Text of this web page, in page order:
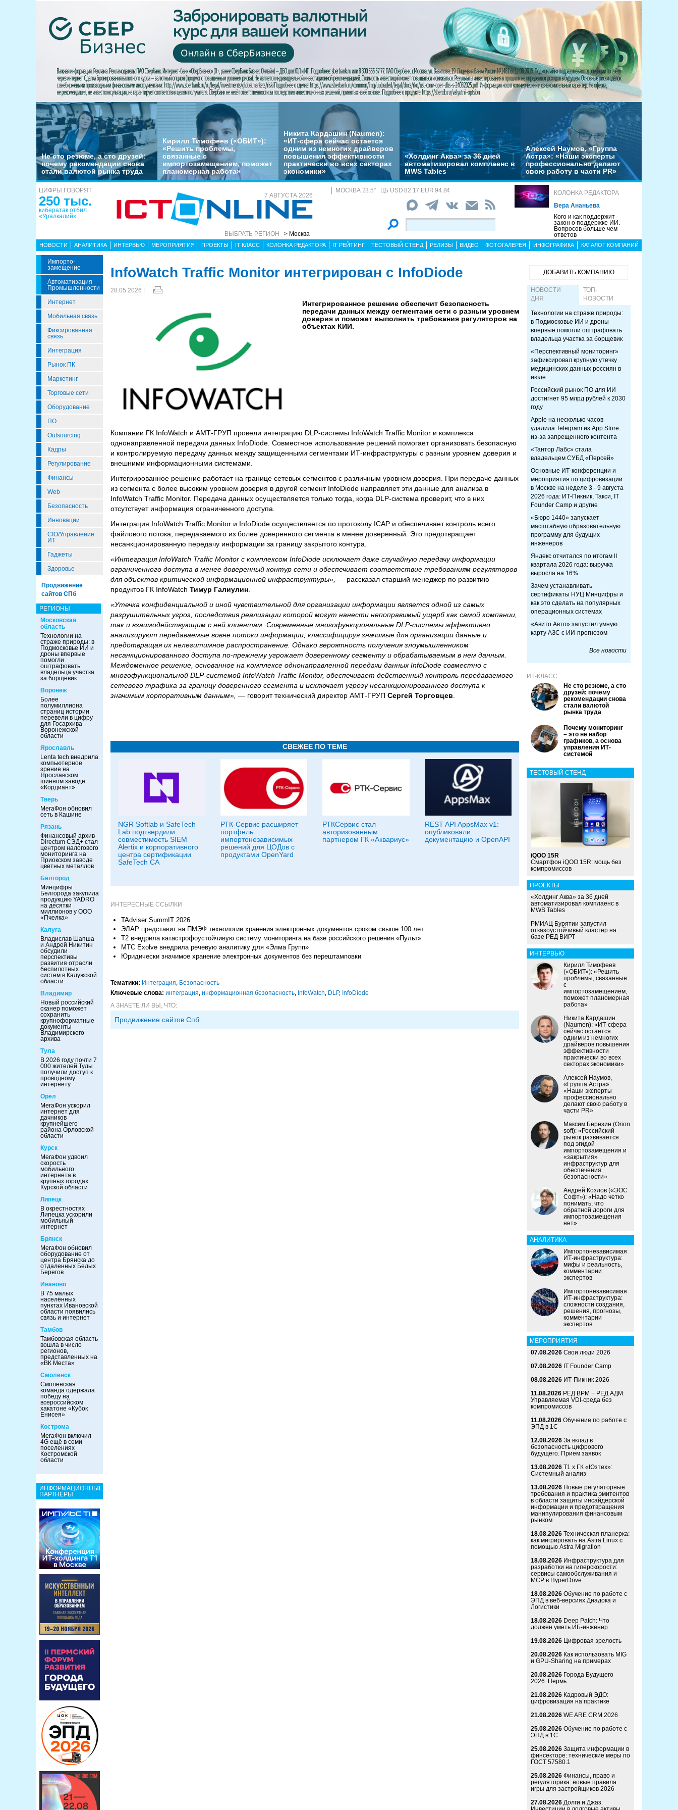
Не сто резюме, а сто друзей:
почему рекомендации снова
стали валютой рынка труда
Кирилл Тимофеев («ОБИТ»):
«Решить проблемы,
связанные с
импортозамещением, поможет
планомерная работа»
Никита Кардашин (Naumen):
«ИТ-сфера сейчас остается
одним из немногих драйверов
повышения эффективности
практически во всех секторах
экономики»
«Холдинг Аква» за 36 дней
автоматизировал комплаенс в
MWS Tables
Алексей Наумов, «Группа
Астра»: «Наши эксперты
профессионально делают
свою работу в части PR»
ЦИФРЫ ГОВОРЯТ
250 тыс.
кибератак отбил
«Уралкалий»
7 АВГУСТА 2026
ВЫБРАТЬ РЕГИОН > Москва
МОСКВА 23.5° ЦБ USD 82.17 EUR 94.84
КОЛОНКА РЕДАКТОРА
Вера Ананьева
Кого и как поддержит
закон о поддержке ИИ.
Вопросов больше чем
ответов
НОВОСТИ АНАЛИТИКА ИНТЕРВЬЮ МЕРОПРИЯТИЯ ПРОЕКТЫ IT КЛАСС КОЛОНКА РЕДАКТОРА IT РЕЙТИНГ ТЕСТОВЫЙ СТЕНД РЕЛИЗЫ ВИДЕО ФОТОГАЛЕРЕЯ ИНФОГРАФИКА КАТАЛОГ КОМПАНИЙ
Импорто­
Замещение
Автоматизация
Промышленности
Интернет
Мобильная связь
Фиксированная
связь
Интеграция
Рынок ПК
Маркетинг
Торговые сети
Оборудование
ПО
Outsourcing
Кадры
Регулирование
Финансы
Web
Безопасность
Инновации
CIO/Управление
ИТ
Гаджеты
Здоровье
Продвижение
сайтов СПб
РЕГИОНЫ
Московская
область
Технологии на
страже природы: в
Подмосковье ИИ и
дроны впервые
помогли
оштрафовать
владельца участка
за борщевик
Воронеж
Более
полумиллиона
страниц истории
перевели в цифру
для Госархива
Воронежской
области
Ярославль
Lenta tech внедрила
компьютерное
зрение на
Ярославском
шинном заводе
«Кордиант»
Тверь
МегаФон обновил
сеть в Кашине
Рязань
Финансовый архив
Directum СЭД+ стал
центром налогового
мониторинга на
Приокском заводе
цветных металлов
Белгород
Минцифры
Белгорода закупила
продукцию YADRO
на десятки
миллионов у ООО
«Пчелка»
Калуга
Владислав Шапша
и Андрей Никитин
обсудили
перспективы
развития отрасли
беспилотных
систем в Калужской
области
Владимир
Новый российский
сканер поможет
сохранить
крупноформатные
документы
Владимирского
архива
Тула
В 2026 году почти 7
000 жителей Тулы
получили доступ к
проводному
интернету
Орел
МегаФон ускорил
интернет для
дачников
крупнейшего
района Орловской
области
Курск
МегаФон удвоил
скорость
мобильного
интернета в
крупных городах
Курской области
Липецк
В окрестностях
Липецка ускорили
мобильный
интернет
Брянск
МегаФон обновил
оборудование от
центра Брянска до
отдаленных Белых
Берегов
Иваново
В 75 малых
населённых
пунктах Ивановской
области появились
связь и интернет
Тамбов
Тамбовская область
вошла в число
регионов,
представленных на
«ВК Места»
Смоленск
Смоленская
команда одержала
победу на
всероссийском
хакатоне «Кубок
Енисея»
Кострома
МегаФон включил
4G ещё в семи
поселениях
Костромской
области
ИНФОРМАЦИОННЫЕ
ПАРТНЕРЫ
InfoWatch Traffic Monitor интегрирован с InfoDiode
28.05.2026 |
Интегрированное решение обеспечит безопасность
передачи данных между сегментами сети с разным уровнем
доверия и поможет выполнить требования регуляторов на
объектах КИИ.
Компании ГК InfoWatch и АМТ-ГРУП провели интеграцию DLP-системы InfoWatch Traffic Monitor и комплекса
однонаправленной передачи данных InfoDiode. Совместное использование решений помогает организовать безопасную
и контролируемую передачу данных между защищенными сегментами ИТ-инфраструктуры с разным уровнем доверия и
внешними информационными системами.
Интегрированное решение работает на границе сетевых сегментов с различным уровнем доверия. При передаче данных
из сегмента с более высоким уровнем доверия в другой сегмент InfoDiode направляет эти данные для анализа в
InfoWatch Traffic Monitor. Передача данных осуществляется только тогда, когда DLP-система проверит, что в них
отсутствует информация ограниченного доступа.
Интеграция InfoWatch Traffic Monitor и InfoDiode осуществляется по протоколу ICAP и обеспечивает контроль всего
файлового потока, передаваемого из более доверенного сегмента в менее доверенный. Это предотвращает
несанкционированную передачу информации за границу закрытого контура.
«Интеграция InfoWatch Traffic Monitor с комплексом InfoDiode исключает даже случайную передачу информации
ограниченного доступа в менее доверенный контур сети и обеспечивает соответствие требованиям регуляторов
для объектов критической информационной инфраструктуры», — рассказал старший менеджер по развитию
продуктов ГК InfoWatch Тимур Галиулин
«Утечка конфиденциальной и иной чувствительной для организации информации является одной из самых
разрушительных угроз, последствия реализации которой могут нанести непоправимый ущерб как самой компании,
так и взаимодействующим с ней клиентам. Современные многофункциональные DLP-системы эффективно
анализируют передаваемые вовне потоки информации, классифицируя значимые для организации данные и
предотвращая их нелегитимное распространение. Однако вероятность получения злоумышленником
несанкционированного доступа по-прежнему угрожает доверенному сегменту и обрабатываемым в нем данным.
Междоменное решение, основанное на комплексе однонаправленной передачи данных InfoDiode совместно с
многофункциональной DLP-системой InfoWatch Traffic Monitor, обеспечивает действенный контроль передаваемого
сетевого трафика за границу доверенного сегмента и исключает угрозу несанкционированного доступа к
значимым корпоративным данным», — говорит технический директор АМТ-ГРУП Сергей Торговцев
СВЕЖЕЕ ПО ТЕМЕ
NGR Softlab и SafeTech
Lab подтвердили
совместимость SIEM
Alertix и корпоративного
центра сертификации
SafeTech CA
РТК-Сервис расширяет
портфель
импортонезависимых
решений для ЦОДов с
продуктами OpenYard
РТКСервис стал
авторизованным
партнером ГК «Аквариус»
REST API AppsMax v1:
опубликовали
документацию и OpenAPI
ИНТЕРЕСНЫЕ ССЫЛКИ
TAdviser SummIT 2026
ЭЛАР представит на ПМЭФ технологии хранения электронных документов сроком свыше 100 лет
Т2 внедрила катастрофоустойчивую систему мониторинга на базе российского решения «Пульт»
МТС Exolve внедрила речевую аналитику для «Элма Групп»
Юридически значимое хранение электронных документов без перештамповки
Тематики: Интеграция, Безопасность
Ключевые слова: интеграция, информационная безопасность, InfoWatch, DLP, InfoDiode
А ЗНАЕТЕ ЛИ ВЫ, ЧТО:
Продвижение сайтов Спб
ДОБАВИТЬ КОМПАНИЮ
НОВОСТИ
ДНЯ
ТОП-
НОВОСТИ
Технологии на страже природы:
в Подмосковье ИИ и дроны
впервые помогли оштрафовать
владельца участка за борщевик
«Перспективный мониторинг»
зафиксировал крупную утечку
медицинских данных россиян в
июле
Российский рынок ПО для ИИ
достигнет 95 млрд рублей к 2030
году
Apple на несколько часов
удалила Telegram из App Store
из-за запрещенного контента
«Тантор Лабс» стала
владельцем СУБД «Персей»
Основные ИТ-конференции и
мероприятия по цифровизации
в Москве на неделе 3 - 9 августа
2026 года: ИТ-Пикник, Такси, IT
Founder Camp и другие
«Бюро 1440» запускает
масштабную образовательную
программу для будущих
инженеров
Яндекс отчитался по итогам II
квартала 2026 года: выручка
выросла на 16%
Зачем устанавливать
сертификаты НУЦ Минцифры и
как это сделать на популярных
операционных системах
«Авито Авто» запустил умную
карту АЗС с ИИ-прогнозом
Все новости
ИТ-КЛАСС
Не сто резюме, а сто
друзей: почему
рекомендации снова
стали валютой
рынка труда
Почему мониторинг
– это не набор
графиков, а основа
управления ИТ-
системой
ТЕСТОВЫЙ СТЕНД
iQOO 15R
Смартфон iQOO 15R: мощь без
компромиссов
ПРОЕКТЫ
«Холдинг Аква» за 36 дней
автоматизировал комплаенс в
MWS Tables
РМИАЦ Бурятии запустил
отказоустойчивый кластер на
базе РЕД ВИРТ
ИНТЕРВЬЮ
Кирилл Тимофеев
(«ОБИТ»): «Решить
проблемы, связанные
с
импортозамещением,
поможет планомерная
работа»
Никита Кардашин
(Naumen): «ИТ-сфера
сейчас остается
одним из немногих
драйверов повышения
эффективности
практически во всех
секторах экономики»
Алексей Наумов,
«Группа Астра»:
«Наши эксперты
профессионально
делают свою работу в
части PR»
Максим Березин (Orion
soft): «Российский
рынок развивается
под эгидой
импортозамещения и
«закрытия»
инфраструктур для
обеспечения
безопасности»
Андрей Козлов («ЭОС
Софт»): «Надо четко
понимать, что
обратной дороги для
импортозамещения
нет»
АНАЛИТИКА
Импортонезависимая
ИТ-инфраструктура:
мифы и реальность,
комментарии
экспертов
Импортонезависимая
ИТ-инфраструктура:
сложности создания,
решения, прогнозы,
комментарии
экспертов
МЕРОПРИЯТИЯ
07.08.2026 Свои люди 2026
07.08.2026 IT Founder Camp
08.08.2026 ИТ-Пикник 2026
11.08.2026 РЕД ВРМ + РЕД АДМ:
Управляемая VDI-среда без
компромиссов
11.08.2026 Обучение по работе с
ЭПД в 1С
12.08.2026 За вклад в
безопасность цифрового
будущего. Прием заявок
13.08.2026 Т1 x ГК «Юзтех»:
Системный анализ
13.08.2026 Новые регуляторные
требования и практика эмитентов
в области защиты инсайдерской
информации и предотвращения
манипулирования финансовым
рынком
18.08.2026 Техническая планерка:
как мигрировать на Astra Linux с
помощью Astra Migration
18.08.2026 Инфраструктура для
разработки на гиперскорости:
сервисы самообслуживания и
MCP в HyperDrive
18.08.2026 Обучение по работе с
ЭПД в веб-версиях Диадока и
Логистики
18.08.2026 Deep Patch: Что
должен уметь ИБ-инженер
19.08.2026 Цифровая зрелость
20.08.2026 Как использовать MIG
и GPU-Sharing на примерах
20.08.2026 Города Будущего
2026. Пермь
21.08.2026 Кадровый ЭДО:
цифровизация на практике
21.08.2026 WE ARE CRM 2026
25.08.2026 Обучение по работе с
ЭПД в 1С
25.08.2026 Защита информации в
финсекторе: технические меры по
ГОСТ 57580.1
25.08.2026 Финансы, право и
регуляторика: новые правила
игры для застройщиков 2026
27.08.2026 Долги и Джаз.